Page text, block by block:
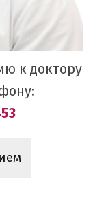
к доктору